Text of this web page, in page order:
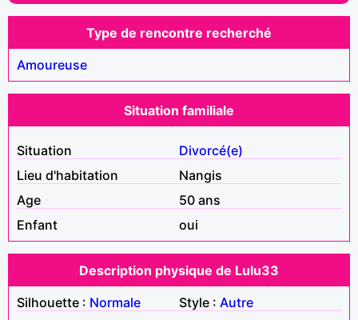
Type de rencontre recherché
Amoureuse
Situation familiale
Situation
Divorcé(e)
Lieu d'habitation
Nangis
Age
50 ans
Enfant
oui
Description physique de Lulu33
Silhouette : Normale Style : Autre